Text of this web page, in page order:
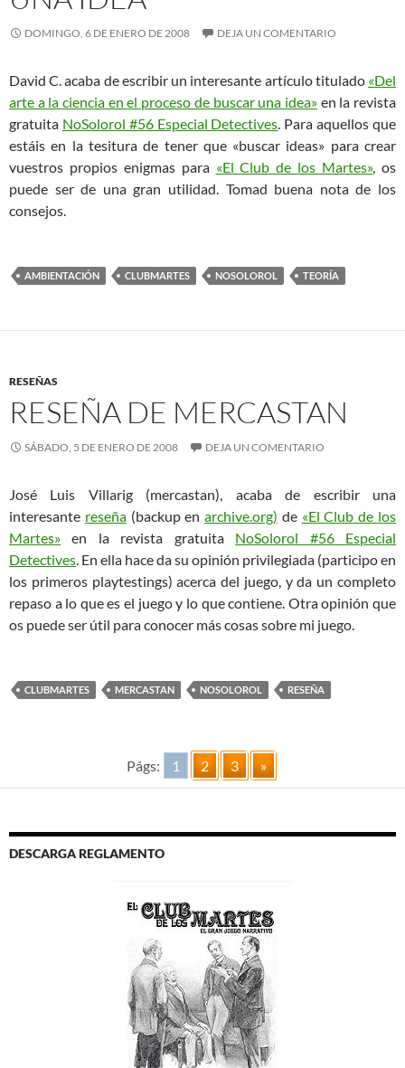
DOMINGO, 6 DE ENERO DE 2008 DEJA UN COMENTARIO
David C. acaba de escribir un interesante artículo titulado «Del
arte a la ciencia en el proceso de buscar una idea»en la revista
gratuita NoSolorol #56 Especial Detectives. Para aquellos que
estáis en la tesitura de tener que «buscar ideas» para crear
vuestros propios enigmas para «El Club de los Martes», os
puede ser de una gran utilidad. Tomad buena nota de los
consejos.
AMBIENTACIÓN CLUBMARTES NOSOLOROL TEORÍA
RESEÑAS
RESEÑA DE MERCASTAN
SÁBADO, 5 DE ENERO DE 2008 DEJA UN COMENTARIO
José Luis Villarig (mercastan), acaba de escribir una
interesante reseña(backup enarchive.org) de «El Club de los
Martes» en la revista gratuita NoSolorol #56 Especial
Detectives. En ella hace da su opinión privilegiada (participo en
los primeros playtestings) acerca del juego, y da un completo
repaso a lo que es el juego y lo que contiene. Otra opinión que
os puede ser útil para conocer más cosas sobre mi juego.
CLUBMARTES MERCASTAN NOSOLOROL RESEÑA
Págs: 1 2 3 »
DESCARGA REGLAMENTO